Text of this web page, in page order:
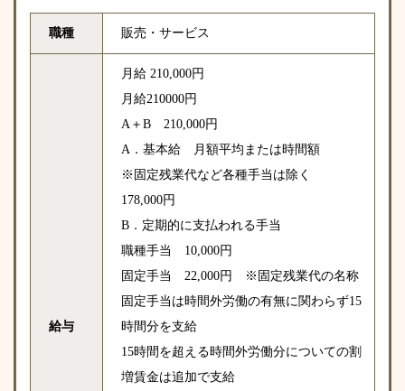
職種 販売・サービス
給与
月給 210,000円
月給210000円
A＋B 210,000円
A．基本給 月額平均または時間額
※固定残業代など各種手当は除く
178,000円
B．定期的に支払われる手当
職種手当 10,000円
固定手当 22,000円 ※固定残業代の名称
固定手当は時間外労働の有無に関わらず15
時間分を支給
15時間を超える時間外労働分についての割
増賃金は追加で支給